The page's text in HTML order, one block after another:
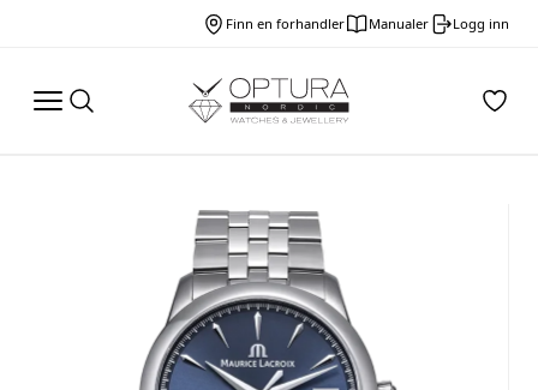
Finn en forhandler Manualer Logg inn